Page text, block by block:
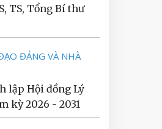
TS, Tổng Bí thư
ĐẢNG VÀ NHÀ
lập Hội đồng Lý
kỳ 2026 - 2031